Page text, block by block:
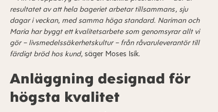
resultatet av att hela bageriet arbetar tillsammans, sju
dagar i veckan, med samma höga standard. Nariman och
Maria har byggt ett kvalitetsarbete som genomsyrar allt vi
gör – livsmedelssäkerhetskultur – från råvaruleverantör till
färdigt bröd hos kund, säger Moses Isik.
Anläggning designad för
högsta kvalitet